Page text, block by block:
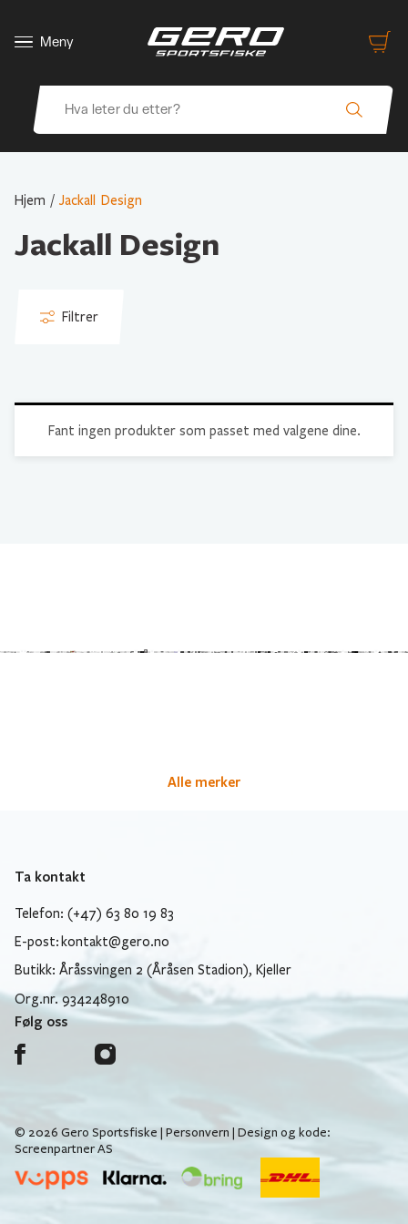
Meny
Hjem / Jackall Design
Jackall Design
Filtrer
Fant ingen produkter som passet med valgene dine.
Alle merker
Ta kontakt
Telefon: (+47) 63 80 19 83
E-post: kontakt@gero.no
Butikk: Åråssvingen 2 (Åråsen Stadion), Kjeller
Org.nr. 934248910
Følg oss
© 2026 Gero Sportsfiske | Personvern | Design og kode:
Screenpartner AS